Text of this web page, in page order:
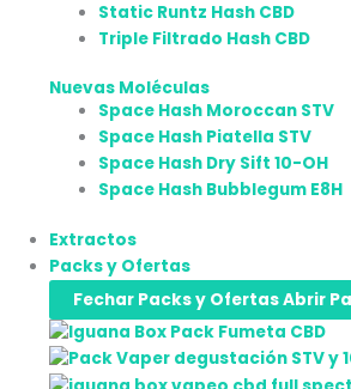
Static Runtz Hash CBD
Triple Filtrado Hash CBD
Nuevas Moléculas
Space Hash Moroccan STV
Space Hash Piatella STV
Space Hash Dry Sift 10-OH
Space Hash Bubblegum E8H
Extractos
Packs y Ofertas
Fechar Packs y OfertasAbrir